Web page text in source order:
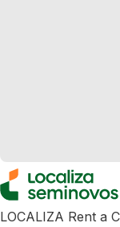
LOCALIZA Rent a